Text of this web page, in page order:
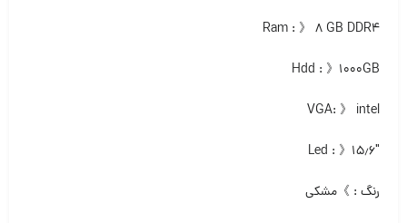
Ram : 》 ۸ GB DDR4
Hdd : 》۱۰۰۰GB
VGA: 》 intel
Led : 》۱۵٫۶″
رنگ : 》مشکی